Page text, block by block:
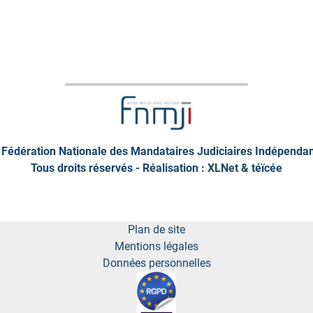
Nationale des Mandataires Judiciaires
Tous droits réservés - Réalisation : XLNet & téïcée
Plan de site
Mentions légales
Données personnelles